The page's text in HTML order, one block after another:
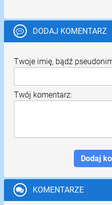
DODAJ KOMENTARZ
Twoje imię, bądź
Twój komentarz:
KOMENTARZE